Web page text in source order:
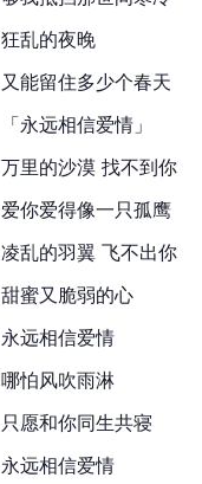
狂乱的夜晚
又能留住多少个春天
「永远相信爱情」
万里的沙漠 找不到你
爱你爱得像一只孤鹰
凌乱的羽翼 飞不出你
甜蜜又脆弱的心
永远相信爱情
哪怕风吹雨淋
只愿和你同生共寝
永远相信爱情